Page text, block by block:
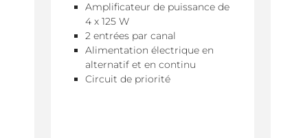
Amplificateur de puissance de
4 x 125 W
2 entrées par canal
Alimentation électrique en
alternatif et en continu
Circuit de priorité